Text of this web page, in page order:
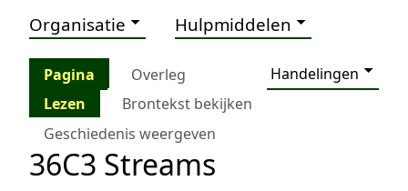
Organisatie Hulpmiddelen
Pagina Overleg
Handelingen
Lezen
Brontekst bekijken
Geschiedenis weergeven
36C3 Streams